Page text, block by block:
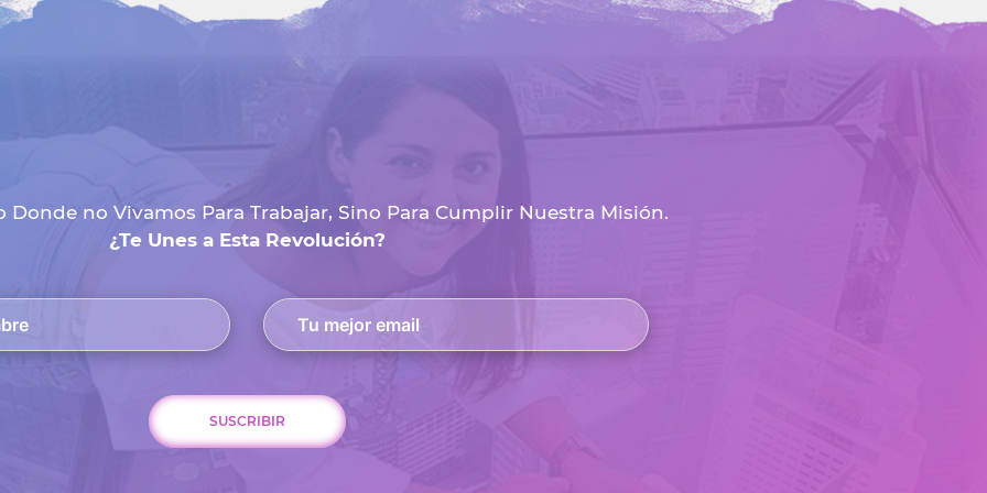
volumen.
Donde no Vivamos Para Trabajar, Sino Para Cumplir Nuestra Misión.
¿Te Unes a Esta Revolución?
SUSCRIBIR